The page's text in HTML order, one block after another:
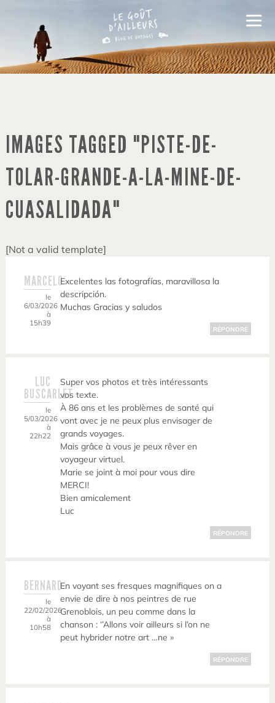
IMAGES TAGGED "PISTE-DE-
TOLAR-GRANDE-A-LA-MINE-DE-
CUASALIDADA"
[Not a valid template]
MARCELO
le
6/03/2026
à
15h39
Excelentes las fotografías, maravillosa la
descripción.
Muchas Gracias y saludos
RÉPONDRE
LUC
BUSCARLET
le
5/03/2026
à
22h22
Super vos photos et très intéressants
vos texte.
À 86 ans et les problèmes de santé qui
vont avec je ne peux plus envisager de
grands voyages.
Mais grâce à vous je peux rêver en
voyageur virtuel.
Marie se joint à moi pour vous dire
MERCI!
Bien amicalement
Luc
RÉPONDRE
BERNARD
le
22/02/2026
à
10h58
En voyant ses fresques magnifiques on a
envie de dire à nos peintres de rue
Grenoblois, un peu comme dans la
chanson : ‘’Allons voir ailleurs si l’on ne
peut hybrider notre art …ne »
RÉPONDRE